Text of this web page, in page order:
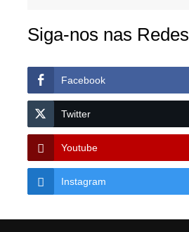
Siga-nos nas Redes
Facebook
Twitter
Youtube
Instagram